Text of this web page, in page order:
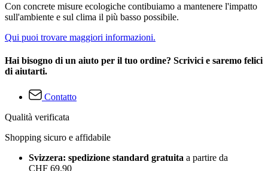
Con concrete misure ecologiche contibuiamo a mantenere l'impatto
sull'ambiente e sul clima il più basso possibile.
Qui puoi trovare maggiori informazioni.
Hai bisogno di un aiuto per il tuo ordine? Scrivici e saremo felici
di aiutarti.
Contatto
Qualità verificata
Shopping sicuro e affidabile
Svizzera: spedizione standard gratuita a partire da
CHF 69.90